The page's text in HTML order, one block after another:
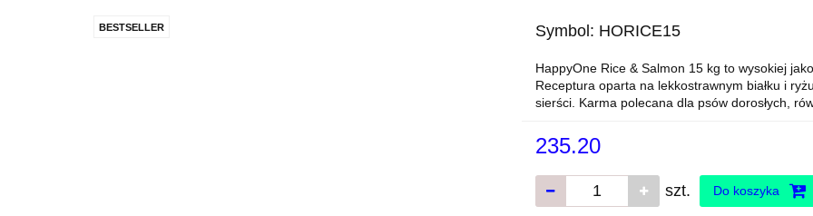
BESTSELLER Symbol: HORICE15
HappyOne Rice & Salmon 15 kg to wysokiej
Receptura oparta na lekkostrawnym białku i
sierści. Karma polecana dla psów dorosłych,
235.20
szt. Do koszyka